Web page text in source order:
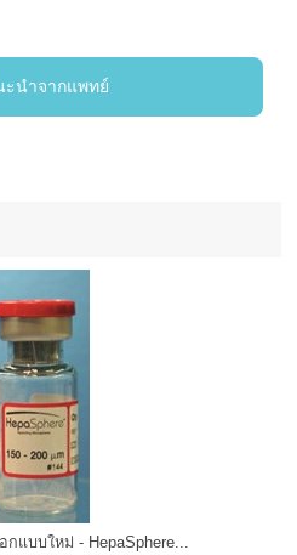
ะนำจากแพทย์
กแบบใหม่ - HepaSphere...